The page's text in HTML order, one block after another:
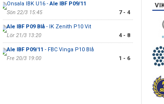
Onsala IBK U16 -Ale IBF P09/11
Sön 22/3 15:45
7 - 4
Ale IBF P09 Blå- IK Zenith P10 Vit
Lör 21/3 13:20
4 - 8
Ale IBF P09/11 - FBC Vinga P10 Blå
Fre 20/3 19:00
1 - 6